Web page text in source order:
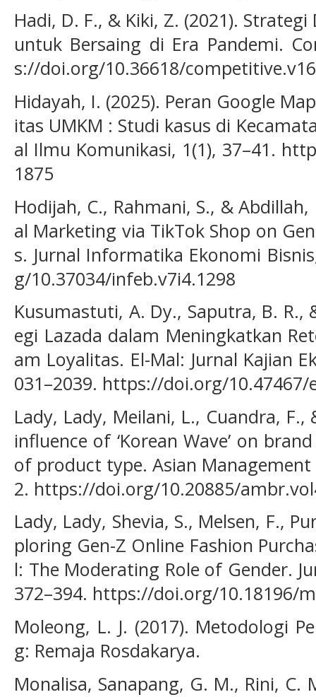
Hadi, D. F., & Kiki, Z. (2021).
untuk Bersaing di Era Pandemi.
s://doi.org/10.36618/
Hidayah, I. (2025). Peran Google
itas UMKM : Studi kasus di
al Ilmu Komunikasi, 1(1), 37–41.
1875
Hodijah, C., Rahmani, S., &
al Marketing via TikTok Shop on
s. Jurnal Informatika Ekonomi
g/10.37034/infeb.v7i4.1298
Kusumastuti, A. Dy., Saputra, B. R.,
egi Lazada dalam Meningkatkan
am Loyalitas. El-Mal: Jurnal Kajian
031–2039. https://doi.org/10.47467/
Lady, Lady, Meilani, L., Cuandra,
influence of ‘Korean Wave’ on
of product type. Asian Management
2. https://doi.org/10.20885/
Lady, Lady, Shevia, S., Melsen, F.,
ploring Gen-Z Online Fashion
l: The Moderating Role of Gender.
372–394. https://doi.org/10.18196/
Moleong, L. J. (2017). Metodologi
g: Remaja Rosdakarya.
Monalisa, Sanapang, G. M., Rini, C.